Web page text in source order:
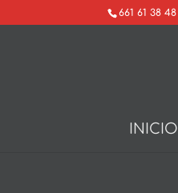
661 61 38 48
INICIO